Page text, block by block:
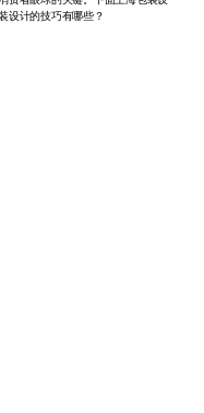
设计的技巧有哪些？